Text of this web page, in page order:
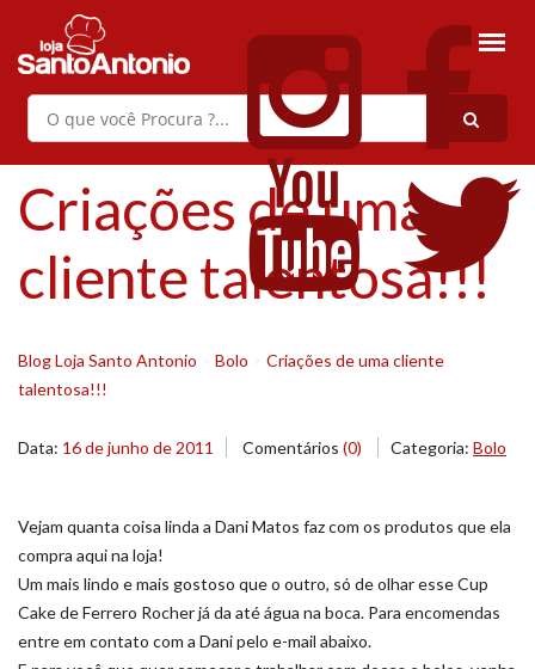
Criações de uma
cliente talentosa!!!
Blog Loja Santo Antonio Bolo
Criações de uma cliente
talentosa!!!
Data: 16 de junho de 2011 Comentários (0) Categoria: Bolo
Vejam quanta coisa linda a Dani Matos faz com os produtos que ela
compra aqui na loja!
Um mais lindo e mais gostoso que o outro, só de olhar esse Cup
Cake de Ferrero Rocher já da até água na boca. Para encomendas
entre em contato com a Dani pelo e-mail abaixo.